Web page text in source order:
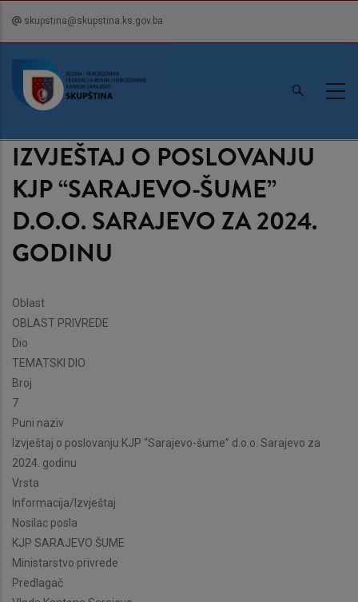
content
skupstina@skupstina.ks.gov.ba
IZVJEŠTAJ O POSLOVANJU
KJP “SARAJEVO-ŠUME”
D.O.O. SARAJEVO ZA 2024.
GODINU
Oblast
OBLAST PRIVREDE
Dio
TEMATSKI DIO
Broj
7
Puni naziv
Izvještaj o poslovanju KJP “Sarajevo-šume” d.o.o. Sarajevo za
2024. godinu
Vrsta
Informacija/Izvještaj
Nosilac posla
KJP SARAJEVO ŠUME
Ministarstvo privrede
Predlagač